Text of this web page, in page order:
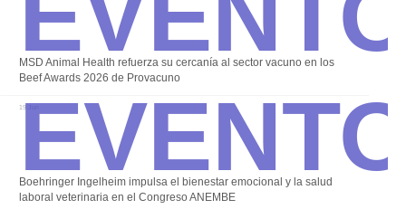
MSD Animal Health refuerza su cercanía al sector vacuno en los
Beef Awards 2026 de Provacuno
19 Jun
Boehringer Ingelheim impulsa el bienestar emocional y la salud
laboral veterinaria en el Congreso ANEMBE